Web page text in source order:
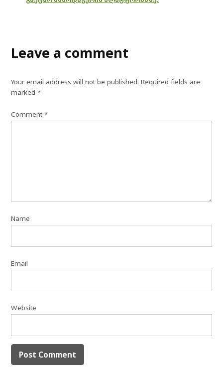
Leave a comment
Your email address will not be published. Required fields are
marked*
Comment*
Name
Email
Website